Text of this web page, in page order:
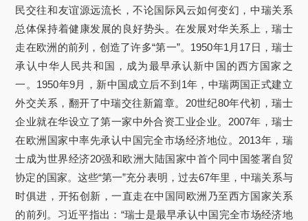
民交往和友谊源远流长，不论国际风云如何变幻，中瑞关系
总体保持着健康发展的良好势头。在发展对华关系上，瑞士
走在欧洲的前列，创造了许多“第一”。1950年1月17日，瑞士
承认中华人民共和国，成为最早承认新中国的西方国家之
一。1950年9月，新中国成立后不到1年，中瑞两国正式建立
外交关系，翻开了中瑞交往新篇章。20世纪80年代初，瑞士
企业就在华设立了第一家中外合资工业企业。2007年，瑞士
在欧洲国家中率先承认中国完全市场经济地位。2013年，瑞
士成为世界经济20强和欧洲大陆国家中首个同中国签署自贸
协定的国家。这些“第一”充分表明，过去67年里，中瑞关系与
时俱进，开拓创新，一直走在中国同欧洲乃至西方国家关系
的前列。习近平指出：“瑞士是最早承认中国完全市场经济地